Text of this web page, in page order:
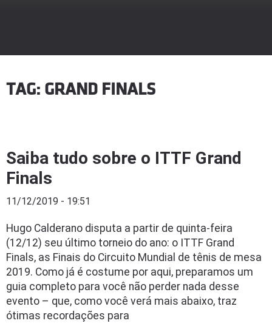
TAG: GRAND FINALS
Saiba tudo sobre o ITTF Grand
Finals
11/12/2019 - 19:51
Hugo Calderano disputa a partir de quinta-feira
(12/12) seu último torneio do ano: o ITTF Grand
Finals, as Finais do Circuito Mundial de tênis de mesa
2019. Como já é costume por aqui, preparamos um
guia completo para você não perder nada desse
evento – que, como você verá mais abaixo, traz
ótimas recordações para